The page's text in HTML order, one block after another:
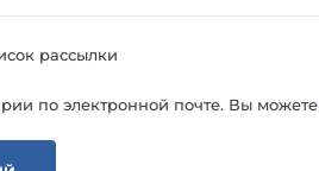
рассылки
по электронной почте. Вы можете